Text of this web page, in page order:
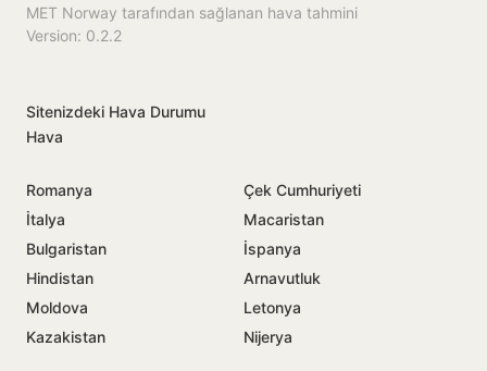
MET Norway tarafından sağlanan hava tahmini
Version: 0.2.2
Sitenizdeki Hava Durumu
Hava
Romanya
Çek Cumhuriyeti
İtalya
Macaristan
Bulgaristan
İspanya
Hindistan
Arnavutluk
Moldova
Letonya
Kazakistan
Nijerya